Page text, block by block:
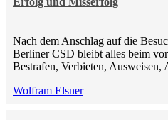
Nach dem Anschlag auf die
Berliner CSD bleibt alles beim
Bestrafen, Verbieten,
Wolfram Elsner